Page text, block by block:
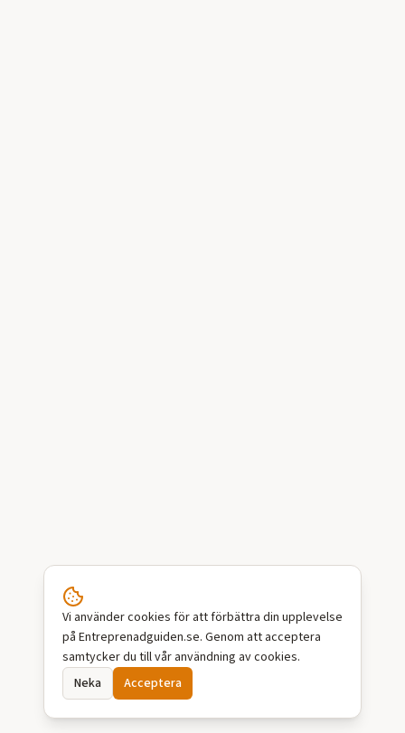
Vi använder cookies för att förbättra din upplevelse
på Entreprenadguiden.se. Genom att acceptera
samtycker du till vår användning av cookies.
Neka
Acceptera